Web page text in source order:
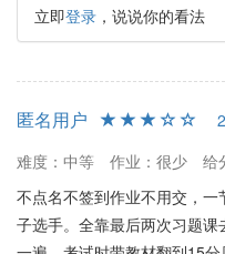
立即登录 ，说说你的看法
匿名用户
难度：中等
作业：很少 给
不点名不签到作业不用交，
子选手。全靠最后两次习题